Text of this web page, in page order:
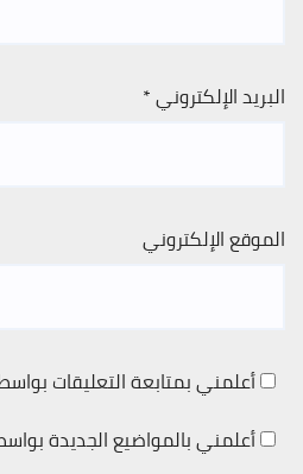
البريد الإلكتروني*
الموقع الإلكتروني
أعلمني بمتابعة التعليقات
أعلمني بالمواضيع الجديدة